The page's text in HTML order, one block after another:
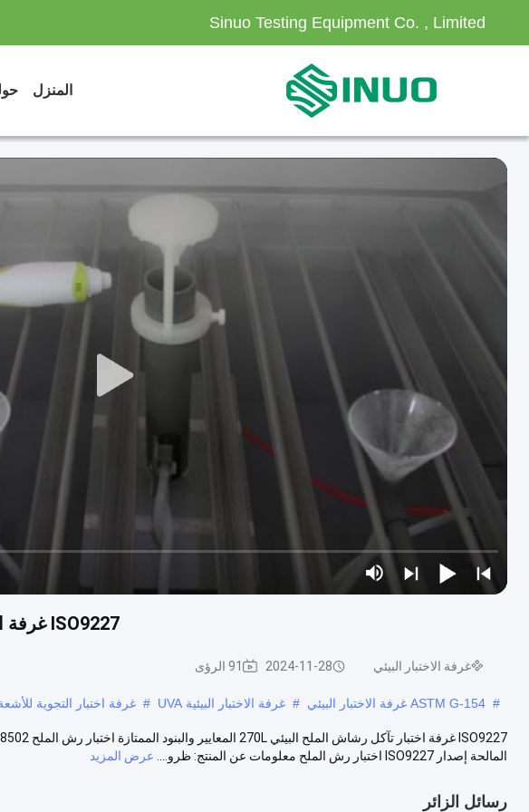
Sinuo Testing Equipment Co. , Limited
المنزل
ISO9227 غرفة اختبار تآكل رشاش الملح البيئي 270L
غرفة الاختبار البيئي 2024-11-28 91 الرؤى
# ASTM G-154 غرفة الاختبار البيئي # غرفة الاختبار البيئية UVA # غرفة اختبار التجوية
المالحة إصدار ISO9227 اختبار رش الملح معلومات عن المنتج: ظرو....
عرض المزيد
رسائل الزائر